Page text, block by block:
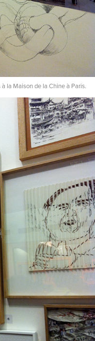
la Maison de la Chine à Paris.